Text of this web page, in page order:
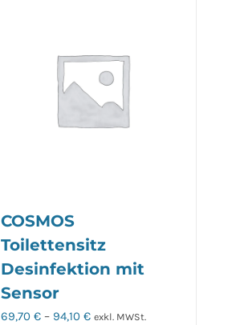
COSMOS
Toilettensitz
Desinfektion mit
Sensor
69,70€ – 94,10€ exkl. MWSt.